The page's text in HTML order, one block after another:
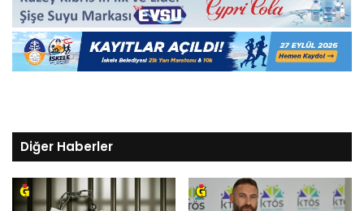
Diğer Haberler